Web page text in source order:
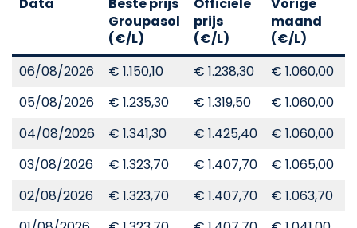
Groupasol
(€/L)
prijs
(€/L)
maand
(€/L)
06/08/2026
€ 1.150,10 € 1.238,30 € 1.060,00
05/08/2026
€ 1.235,30 € 1.319,50 € 1.060,00
04/08/2026
€ 1.341,30 € 1.425,40 € 1.060,00
03/08/2026
€ 1.323,70 € 1.407,70 € 1.065,00
02/08/2026
€ 1.323,70 € 1.407,70 € 1.063,70